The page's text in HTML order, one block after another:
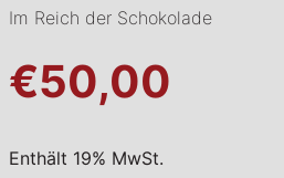
Im Reich der Schokolade
€50,00
Enthält 19% MwSt.